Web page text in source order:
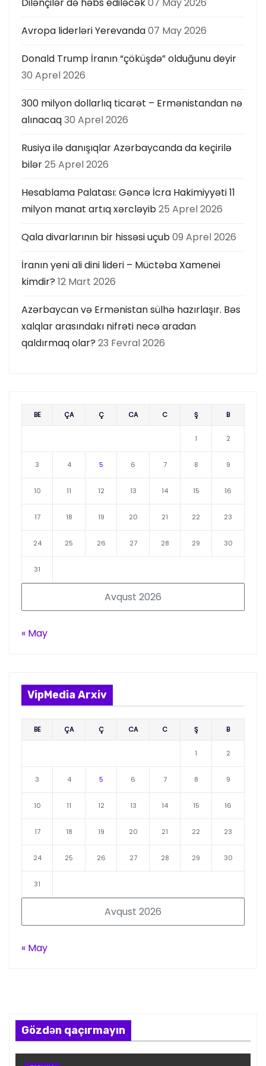
Avropa liderləri Yerevanda07 May 2026
Donald Trump İranın “çöküşdə” olduğunu deyir
30 Aprel 2026
300 milyon dollarlıq ticarət – Ermənistandan nə
alınacaq30 Aprel 2026
Rusiya ilə danışıqlar Azərbaycanda da keçirilə
bilər25 Aprel 2026
Hesablama Palatası: Gəncə İcra Hakimiyyəti 11
milyon manat artıq xərcləyib25 Aprel 2026
Qala divarlarının bir hissəsi uçub09 Aprel 2026
İranın yeni ali dini lideri – Müctəba Xamenei
kimdir? 12 Mart 2026
Azərbaycan və Ermənistan sülhə hazırlaşır. Bəs
xalqlar arasındakı nifrəti necə aradan
qaldırmaq olar? 23 Fevral 2026
Avqust 2026
BE ÇA Ç CA C Ş B
1 2
3 4 5 6 7 8 9
10 11 12 13 14 15 16
17 18 19 20 21 22 23
24 25 26 27 28 29 30
31
« May
VipMedia Arxiv
Avqust 2026
BE ÇA Ç CA C Ş B
1 2
3 4 5 6 7 8 9
10 11 12 13 14 15 16
17 18 19 20 21 22 23
24 25 26 27 28 29 30
31
« May
Gözdən qaçırmayın